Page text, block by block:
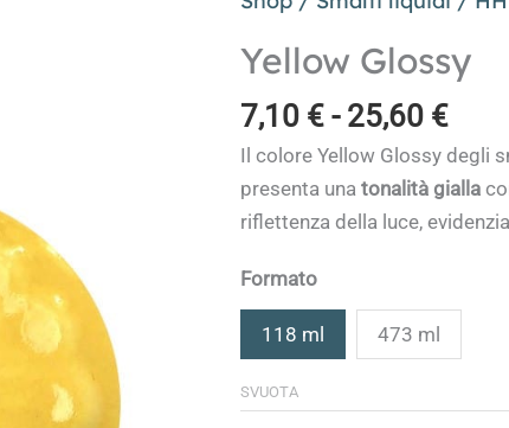
Yellow Glossy
7,10 € - 25,60 €
di
da
Il colore Yellow Glossy degli
presenta unatonalità gialla
riflettenza della luce,
Formato
118 ml 473 ml
SVUOTA